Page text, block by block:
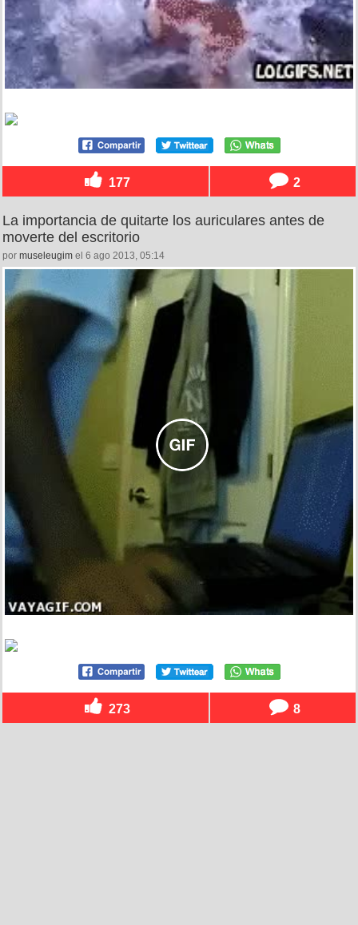
177 2
La importancia de quitarte los auriculares antes de
moverte del escritorio
por museleugim el 6 ago 2013, 05:14
273 8